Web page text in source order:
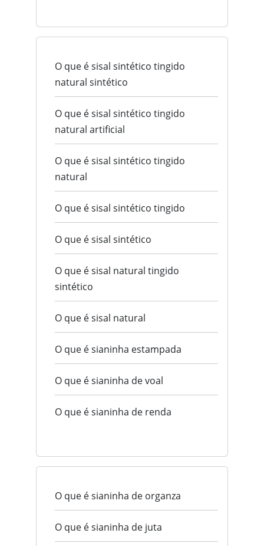
O que é sisal sintético tingido
natural sintético
O que é sisal sintético tingido
natural artificial
O que é sisal sintético tingido
natural
O que é sisal sintético tingido
O que é sisal sintético
O que é sisal natural tingido
sintético
O que é sisal natural
O que é sianinha estampada
O que é sianinha de voal
O que é sianinha de renda
O que é sianinha de organza
O que é sianinha de juta